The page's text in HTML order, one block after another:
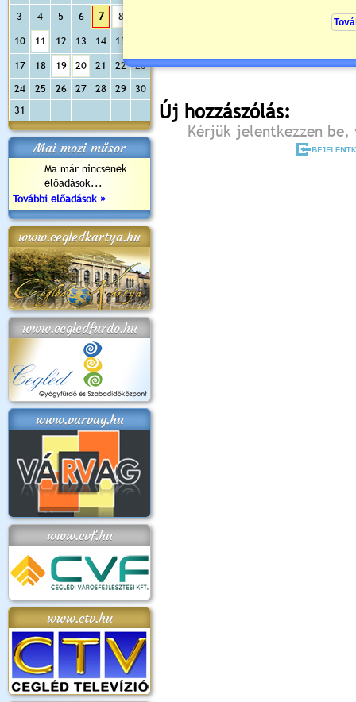
3
4 5 6 7 8
10 11 12 13 14 15
17 18 19 20 21 22
23
24
25 26 27 28 29
30
31
Mai mozi műsor
Ma már nincsenek
előadások...
További előadások »
www.cegledkartya.hu
www.cegledfurdo.hu
www.varvag.hu
www.cvf.hu
www.ctv.hu
Még nincsenek hozzászólások
Új hozzászólás:
Kérjük jelentkezzen be,